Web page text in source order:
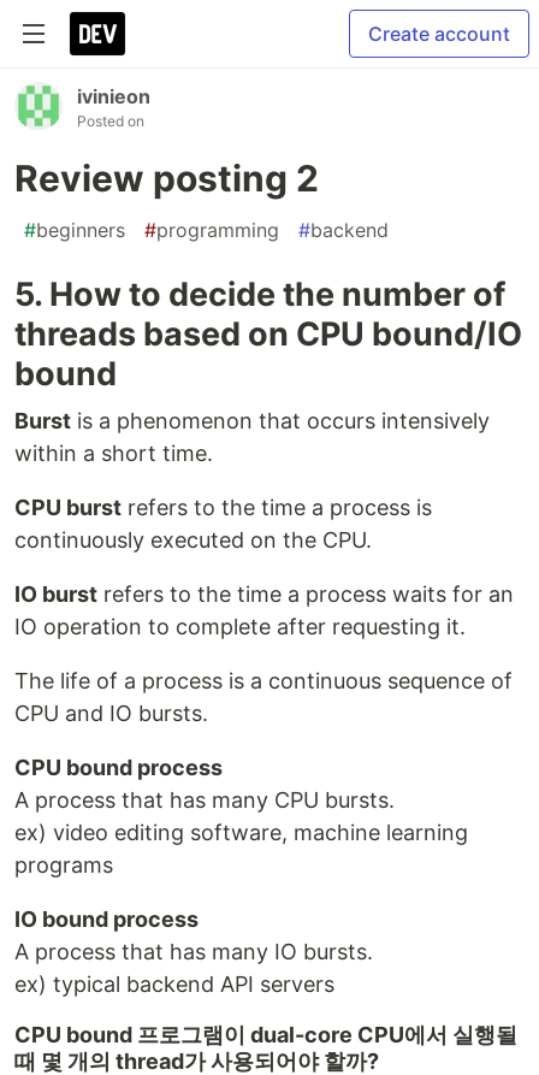
Create account
ivinieon
Posted on
Review posting 2
#beginners #programming #backend
5. How to decide the number of
threads based on CPU bound/IO
bound
Burst is a phenomenon that occurs intensively
within a short time.
CPU burst refers to the time a process is
continuously executed on the CPU.
IO burst refers to the time a process waits for an
IO operation to complete after requesting it.
The life of a process is a continuous sequence of
CPU and IO bursts.
CPU bound process
A process that has many CPU bursts.
ex) video editing software, machine learning
programs
IO bound process
A process that has many IO bursts.
ex) typical backend API servers
CPU bound 프로그램이 dual-core CPU에서 실행될
때 몇 개의 thread가 사용되어야 할까?